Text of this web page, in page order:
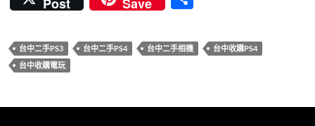
e
b
o
k
itt
er
at
s
A
p
er
es
t
e
台中二手PS3 台中二手PS4 台中二手相機
台中收購PS4
台中收購電玩